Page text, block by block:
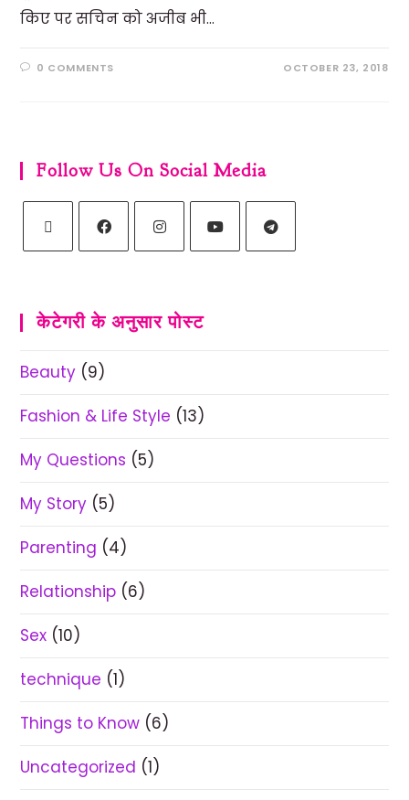
किए पर सचिन को अजीब भी…
0 COMMENTS OCTOBER 23, 2018
Follow Us On Social Media
केटेगरी के अनुसार पोस्ट
Beauty (9)
Fashion & Life Style (13)
My Questions (5)
My Story (5)
Parenting (4)
Relationship (6)
Sex (10)
technique (1)
Things to Know (6)
Uncategorized (1)